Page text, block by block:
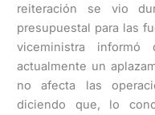
reiteración se vio
presupuestal para las
viceministra
actualmente un
no afecta las
diciendo que, lo